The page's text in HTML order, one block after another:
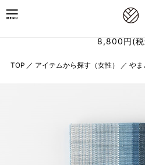
8,800円(税
TOP ／ アイテムから探す（女性） ／ やま